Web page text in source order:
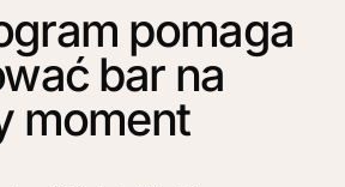
pomaga
bar na
moment